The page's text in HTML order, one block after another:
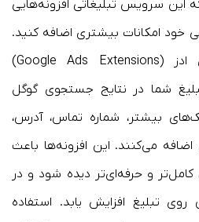
این سرویس تبلیغاتی افزونه‌هایی
خود امکانات بیشتری اضافه کنید.
افزونه‌های تبلیغاتی گوگل ادز (Google Ads Extensions)
شما در نتایج جستجوی گوگل
بیشتر، شماره تماس، آدرس،
می‌کنند. این افزونه‌ها باعث
کامل‌تر و حرفه‌ای‌تر دیده شود و در
تبلیغ افزایش یابد. استفاده